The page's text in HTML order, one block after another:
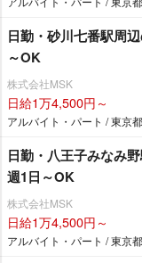
日勤・砂川七番駅周
～OK
株式会社MSK
日給1万4,500円～
アルバイト・パート / 東京都
日勤・八王子みなみ
週1日～OK
株式会社MSK
日給1万4,500円～
アルバイト・パート / 東京都